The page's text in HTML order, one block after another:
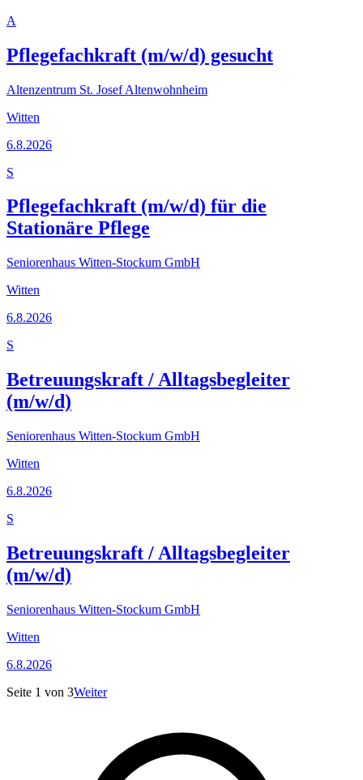
A
Pflegefachkraft (m/w/d) gesucht
Altenzentrum St. Josef Altenwohnheim
Witten
6.8.2026
S
Pflegefachkraft (m/w/d) für die
Stationäre Pflege
Seniorenhaus Witten-Stockum GmbH
Witten
6.8.2026
S
Betreuungskraft / Alltagsbegleiter
(m/w/d)
Seniorenhaus Witten-Stockum GmbH
Witten
6.8.2026
S
Betreuungskraft / Alltagsbegleiter
(m/w/d)
Seniorenhaus Witten-Stockum GmbH
Witten
6.8.2026
Seite 1 von 3Weiter